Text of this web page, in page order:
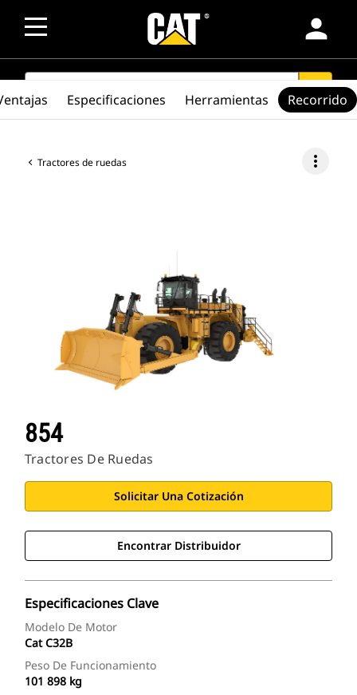
person
SEARCH search
Tractores de ruedas more_vert
854
Tractores De Ruedas
Solicitar Una Cotización
Encontrar Distribuidor
Especificaciones Clave
Modelo De Motor
Cat C32B
Peso De Funcionamiento
101 898 kg
Especificaciones Herramientas Recorrido